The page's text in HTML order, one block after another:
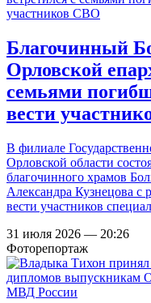
Благочинный
Орловской
семьями
вести
В филиале
Орловской области
благочинного храмов
Александра Кузнецова
вести участников
31 июля 2026 — 20:26
Фоторепортаж